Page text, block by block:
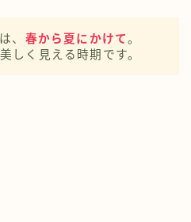
、 春から夏にかけて。
しく見える時期です。